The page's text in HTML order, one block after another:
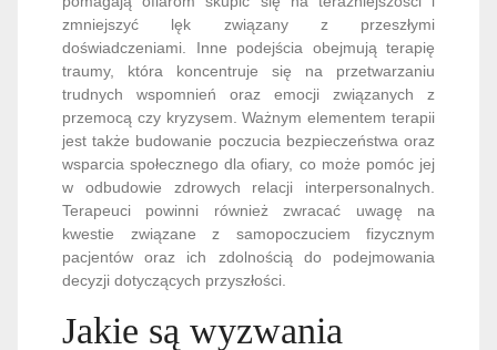
zmniejszyć lęk związany z przeszłymi
doświadczeniami. Inne podejścia obejmują terapię
traumy, która koncentruje się na przetwarzaniu
trudnych wspomnień oraz emocji związanych z
przemocą czy kryzysem. Ważnym elementem terapii
jest także budowanie poczucia bezpieczeństwa oraz
wsparcia społecznego dla ofiary, co może pomóc jej
w odbudowie zdrowych relacji interpersonalnych.
Terapeuci powinni również zwracać uwagę na
kwestie związane z samopoczuciem fizycznym
pacjentów oraz ich zdolnością do podejmowania
decyzji dotyczących przyszłości.
Jakie są wyzwania